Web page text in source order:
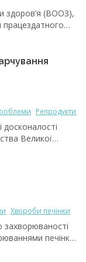
Hypertension
клінічних
й лікування АГ
здоров’я (ВООЗ),
досконалості
Великої
під час
років»
рекомендації
Хвороби печінки
печінки